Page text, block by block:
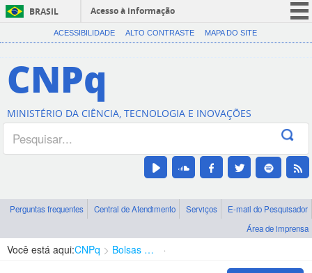
BRASIL
Acesso à informação
CORONAVÍRUS (COVID-19)
Canais
ACESSIBILIDADE ALTO CONTRASTE MAPA DO SITE
CNPq
MINISTÉRIO DA CIÊNCIA, TECNOLOGIA E INOVAÇÕES
Perguntas frequentes Central de Atendimento Serviços
E-mail do Pesquisador
Área de imprensa
Você está aqui:CNPq Bolsas e Auxílios Vigentes